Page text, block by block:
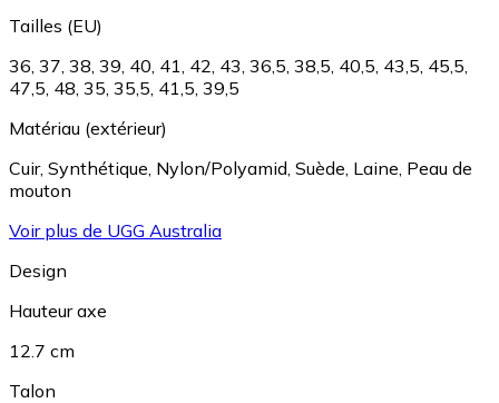
Tailles (EU)
36 37 38 39 40 41 42 43 36,5 38,5 40,5 43,5 45,5
47,5 48 35 35,5 41,5 39,5
Matériau (extérieur)
Cuir, Synthétique Nylon/Polyamid Suède Laine Peau de
mouton
Voir plus de UGG Australia
Design
Hauteur axe
12.7 cm
Talon